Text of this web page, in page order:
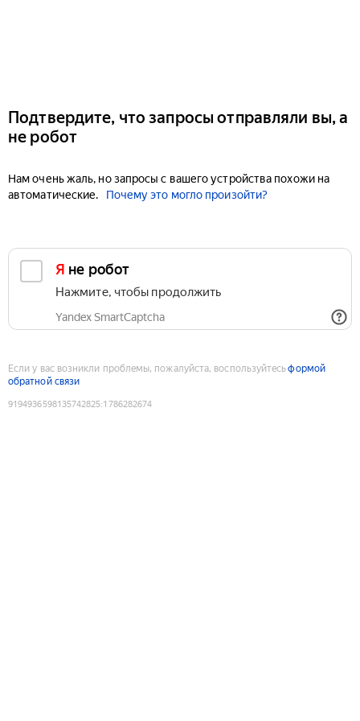
Подтвердите, что запросы отправляли вы, а
не робот
Нам очень жаль, но запросы с вашего устройства похожи на
автоматические.
Почему это могло произойти?
Я не робот
Нажмите, чтобы продолжить
Yandex SmartCaptcha
Если у вас возникли проблемы, пожалуйста, воспользуйтесьформой
обратной связи
9194936598135742825:1786282674